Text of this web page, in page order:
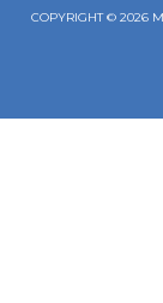
COPYRIGHT © 2026